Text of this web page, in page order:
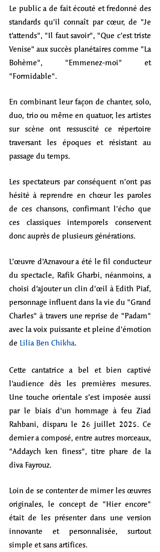
Le public a de fait écouté et fredonné des
standards qu’il connaît par cœur, de "Je
t’attends", "Il faut savoir", "Que c’est triste
Venise" aux succès planétaires comme "La
Bohème", "Emmenez-moi" et
"Formidable".
En combinant leur façon de chanter, solo,
duo, trio ou même en quatuor, les artistes
sur scène ont ressuscité ce répertoire
traversant les époques et résistant au
passage du temps.
Les spectateurs par conséquent n’ont pas
hésité à reprendre en chœur les paroles
de ces chansons, confirmant l’écho que
ces classiques intemporels conservent
donc auprès de plusieurs générations.
L’œuvre d’Aznavour a été le fil conducteur
du spectacle, Rafik Gharbi, néanmoins, a
choisi d’ajouter un clin d’œil à Edith Piaf,
personnage influent dans la vie du "Grand
Charles" à travers une reprise de "Padam"
avec la voix puissante et pleine d’émotion
de Lilia Ben Chikha.
Cette cantatrice a bel et bien captivé
l’audience dès les premières mesures.
Une touche orientale s’est imposée aussi
par le biais d'un hommage à feu Ziad
Rahbani, disparu le 26 juillet 2025. Ce
dernier a composé, entre autres morceaux,
"Addaych ken finess", titre phare de la
diva Fayrouz.
Loin de se contenter de mimer les œuvres
originales, le concept de "Hier encore"
était de les présenter dans une version
innovante et personnalisée, surtout
simple et sans artifices.